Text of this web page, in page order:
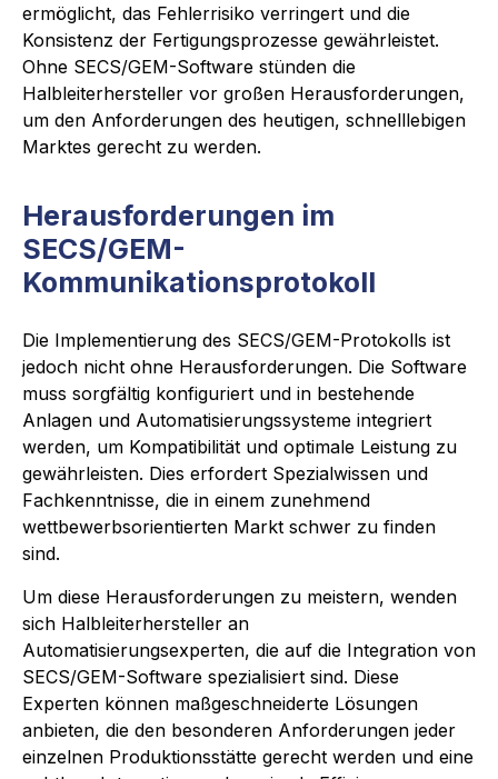
ermöglicht, das Fehlerrisiko verringert und die
Konsistenz der Fertigungsprozesse gewährleistet.
Ohne SECS/GEM-Software stünden die
Halbleiterhersteller vor großen Herausforderungen,
um den Anforderungen des heutigen, schnelllebigen
Marktes gerecht zu werden.
Herausforderungen im
SECS/GEM-
Kommunikationsprotokoll
Die Implementierung des SECS/GEM-Protokolls ist
jedoch nicht ohne Herausforderungen. Die Software
muss sorgfältig konfiguriert und in bestehende
Anlagen und Automatisierungssysteme integriert
werden, um Kompatibilität und optimale Leistung zu
gewährleisten. Dies erfordert Spezialwissen und
Fachkenntnisse, die in einem zunehmend
wettbewerbsorientierten Markt schwer zu finden
sind.
Um diese Herausforderungen zu meistern, wenden
sich Halbleiterhersteller an
Automatisierungsexperten, die auf die Integration von
SECS/GEM-Software spezialisiert sind. Diese
Experten können maßgeschneiderte Lösungen
anbieten, die den besonderen Anforderungen jeder
einzelnen Produktionsstätte gerecht werden und eine